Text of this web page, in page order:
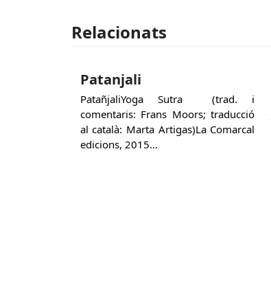
Relacionats
Patanjali
PatañjaliYoga Sutra (trad. i
comentaris: Frans Moors; traducció
al català: Marta Artigas)La Comarcal
edicions, 2015…